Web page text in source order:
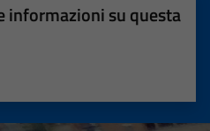
informazioni su questa
su 5
5